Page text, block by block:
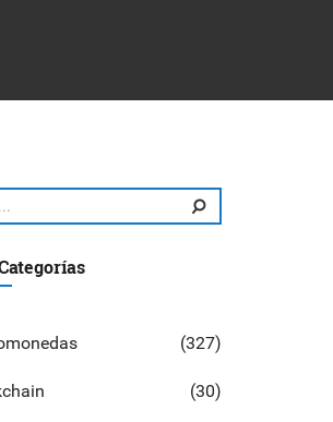
(327)
(30)